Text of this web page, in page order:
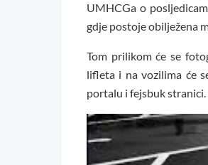
UMHCGa o
gdje postoje obilježena
Tom prilikom će se
lifleta i na vozilima će
portalu i fejsbuk stranici.